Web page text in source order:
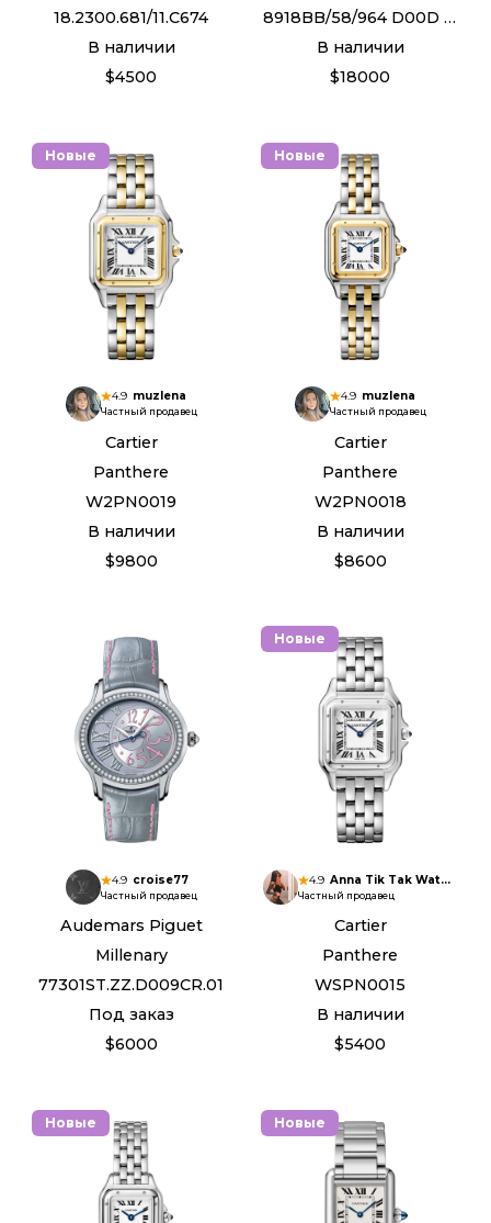
18.2300.681/11.C674
В наличии
$4500
8918BB/58/964 D00D 3L
В наличии
$18000
Новые
4.9 muzlena
Частный продавец
Cartier
Panthere
W2PN0019
В наличии
$9800
Новые
4.9 muzlena
Частный продавец
Cartier
Panthere
W2PN0018
В наличии
$8600
4.9 croise77
Частный продавец
Audemars Piguet
Millenary
77301ST.ZZ.D009CR.01
Под заказ
$6000
Новые
4.9 Anna Tik Tak Watches
Частный продавец
Cartier
Panthere
WSPN0015
В наличии
$5400
Новые Новые